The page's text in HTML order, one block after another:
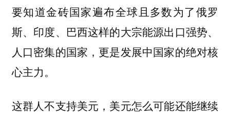
要知道金砖国家遍布全球且多数为了俄罗
斯、印度、巴西这样的大宗能源出口强势、
人口密集的国家，更是发展中国家的绝对核
心主力。
这群人不支持美元，美元怎么可能还能继续